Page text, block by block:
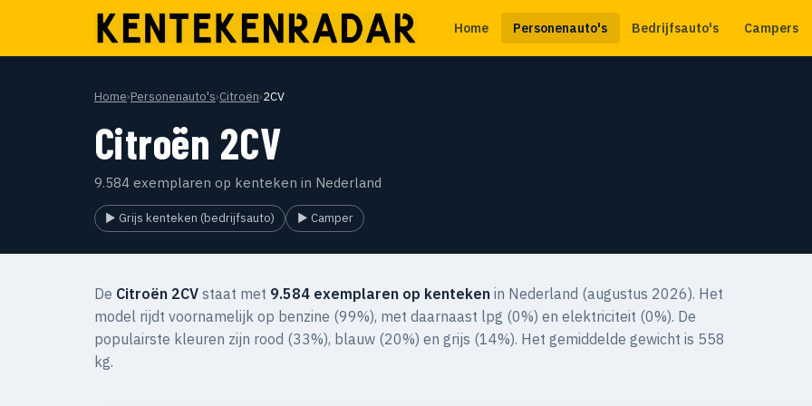
Home Personenauto's Bedrijfsauto's Campers
Home›Personenauto's›Citroën›2CV
Citroën 2CV
9.584 exemplaren op kenteken in Nederland
▶ Grijs kenteken (bedrijfsauto) ▶ Camper
De Citroën 2CV staat met 9.584 exemplaren op kenteken in Nederland (augustus 2026). Het
model rijdt voornamelijk op benzine (99%), met daarnaast lpg (0%) en elektriciteit (0%). De
populairste kleuren zijn rood (33%), blauw (20%) en grijs (14%). Het gemiddelde gewicht is 558
kg.